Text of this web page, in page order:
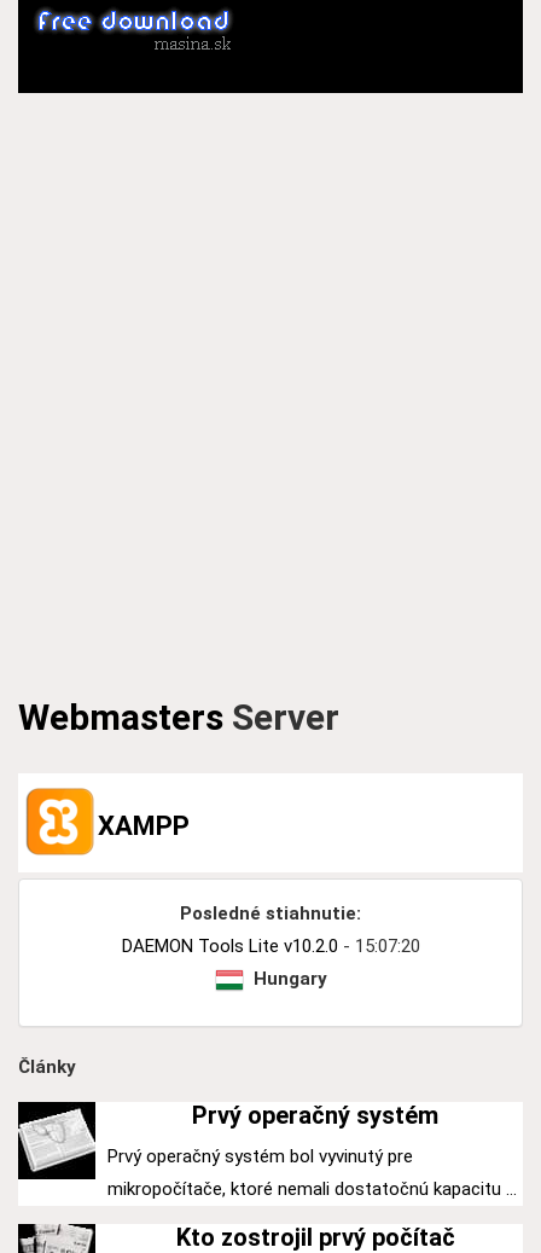
Webmasters Server
XAMPP
Posledné stiahnutie:
DAEMON Tools Lite v10.2.0 - 15:07:20
Hungary
Články
Prvý operačný systém
Prvý operačný systém bol vyvinutý pre
mikropočítače, ktoré nemali dostatočnú kapacitu ...
Kto zostrojil prvý počítač